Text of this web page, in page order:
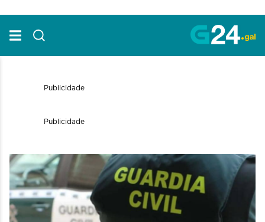
Publicidade
Publicidade